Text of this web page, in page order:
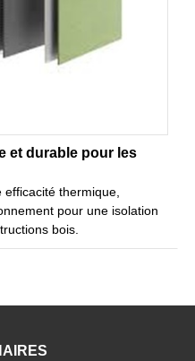
et durable pour les
thermique,
pour une isolation
bois.